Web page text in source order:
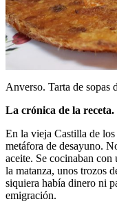
Anverso. Tarta de sopas
La crónica de la receta.
En la vieja Castilla de los
metáfora de desayuno.
aceite. Se cocinaban
la matanza, unos trozos
siquiera había dinero ni
emigración.